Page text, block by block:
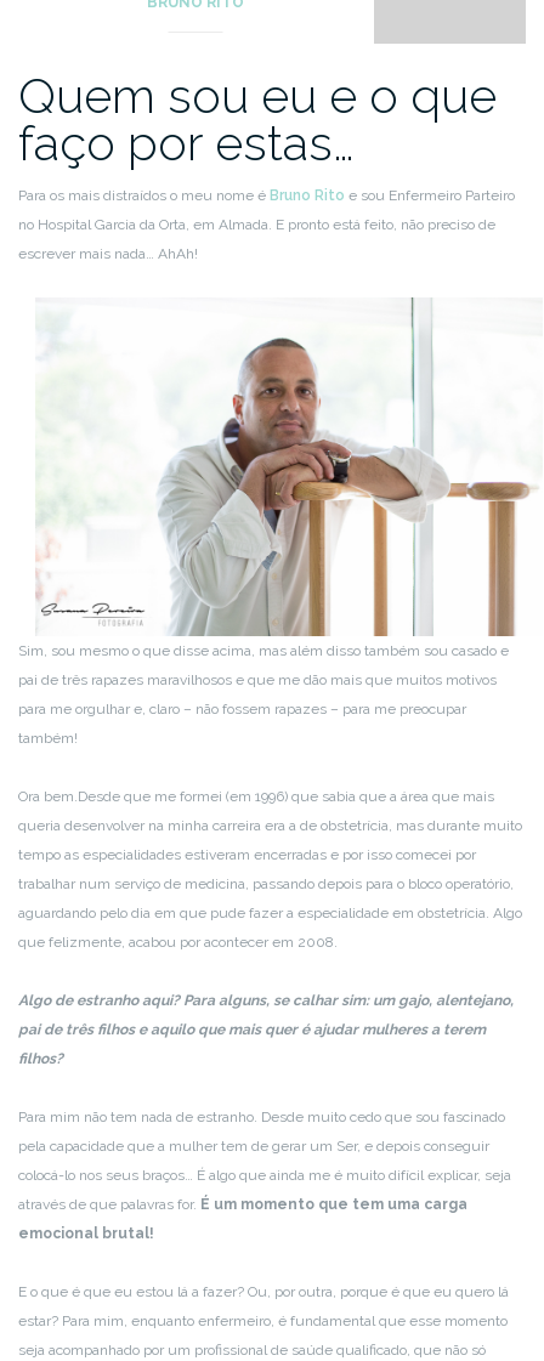
Quem sou eu e o que
faço por estas…
Para os mais distraídos o meu nome é Bruno Rito e sou Enfermeiro Parteiro
no Hospital Garcia da Orta, em Almada. E pronto está feito, não preciso de
escrever mais nada… AhAh!
Sim, sou mesmo o que disse acima, mas além disso também sou casado e
pai de três rapazes maravilhosos e que me dão mais que muitos motivos
para me orgulhar e, claro – não fossem rapazes – para me preocupar
também!
Ora bem.Desde que me formei (em 1996) que sabia que a área que mais
queria desenvolver na minha carreira era a de obstetrícia, mas durante muito
tempo as especialidades estiveram encerradas e por isso comecei por
trabalhar num serviço de medicina, passando depois para o bloco operatório,
aguardando pelo dia em que pude fazer a especialidade em obstetrícia. Algo
que felizmente, acabou por acontecer em 2008.
Algo de estranho aqui? Para alguns, se calhar sim: um gajo, alentejano,
pai de três filhos e aquilo que mais quer é ajudar mulheres a terem
filhos?
Para mim não tem nada de estranho. Desde muito cedo que sou fascinado
pela capacidade que a mulher tem de gerar um Ser, e depois conseguir
colocá-lo nos seus braços… É algo que ainda me é muito difícil explicar, seja
através de que palavras for. É um momento que tem uma carga
emocional brutal!
E o que é que eu estou lá a fazer? Ou, por outra, porque é que eu quero lá
estar? Para mim, enquanto enfermeiro, é fundamental que esse momento
seja acompanhado por um profissional de saúde qualificado, que não só